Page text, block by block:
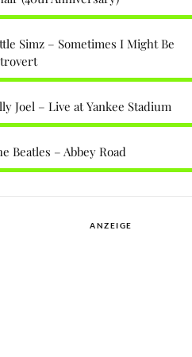
Simz – Sometimes I Might Be
Joel – Live at Yankee Stadium
Beatles – Abbey Road
ANZEIGE